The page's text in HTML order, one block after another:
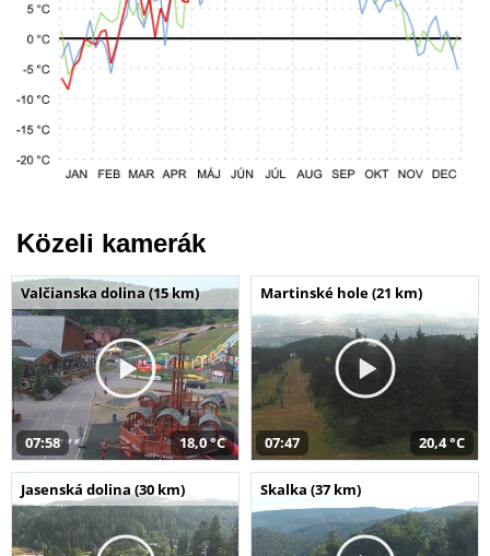
Közeli kamerák
Valčianska dolina (15 km)
07:58 18,0 °C
Martinské hole (21 km)
07:47 20,4 °C
Jasenská dolina (30 km) Skalka (37 km)